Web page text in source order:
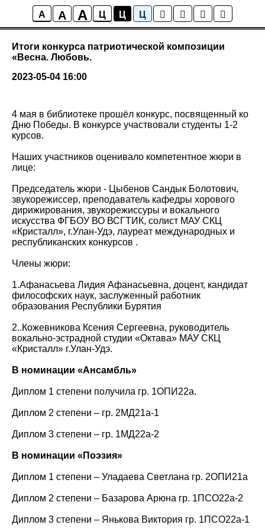
A A A Ц Ц Ц
Библиотека
Итоги конкурса патриотической композиции
«Весна. Любовь.
2023-05-04 16:00
4 мая в библиотеке прошёл конкурс, посвященный ко
Дню Победы. В конкурсе участвовали студенты 1-2
курсов.
Наших участников оценивало компетентное жюри в
лице:
Председатель жюри - Цыбенов Сандык Болотович,
звукорежиссер, преподаватель кафедры хорового
дирижирования, звукорежиссуры и вокального
искусства ФГБОУ ВО ВСГТИК, солист МАУ СКЦ
«Кристалл», г.Улан-Удэ, лауреат международных и
республиканских конкурсов .
Члены жюри:
1.Афанасьева Лидия Афанасьевна, доцент, кандидат
философских наук, заслуженный работник
образования Республики Бурятия
2..Кожевникова Ксения Сергеевна, руководитель
вокально-эстрадной студии «Октава» МАУ СКЦ
«Кристалл» г.Улан-Удэ.
В номинации «Ансамбль»
Диплом 1 степени получила гр. 1ОПИ22а.
Диплом 2 степени – гр. 2МД21а-1
Диплом 3 степени – гр. 1МД22а-2
В номинации «Поэзия»
Диплом 1 степени – Уладаева Светлана гр. 2ОПИ21а
Диплом 2 степени – Базарова Арюна гр. 1ПСО22а-2
Диплом 3 степени – Янькова Виктория гр. 1ПСО22а-1